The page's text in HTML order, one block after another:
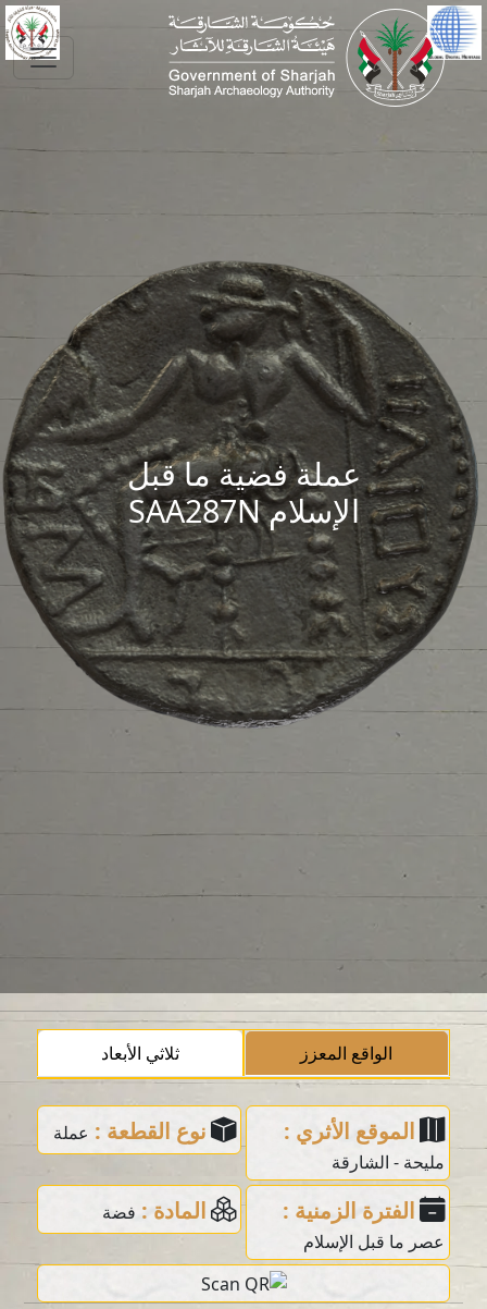
Skip to main
عملة فضية ما قبل
الإسلام SAA287N
الواقع المعزز ثلاثي الأبعاد
الموقع الأثري :
مليحة - الشارقة
نوع القطعة : عملة
الفترة الزمنية :
عصر ما قبل الإسلام
المادة : فضة